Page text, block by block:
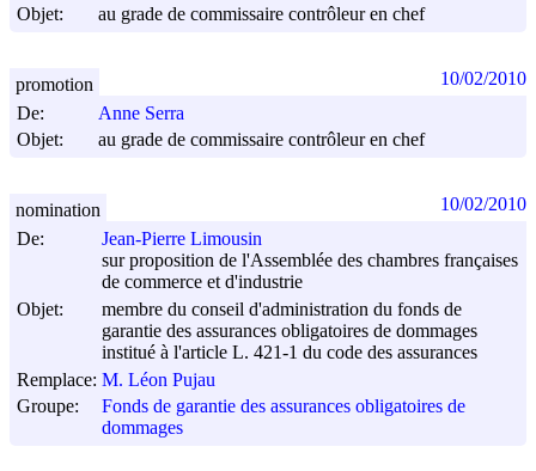
Objet:
au grade de commissaire contrôleur en chef
De:
Anne Serra
Objet:
au grade de commissaire contrôleur en chef
promotion 10/02/2010
De:
Jean-Pierre Limousin
sur proposition de l'Assemblée des chambres françaises
de commerce et d'industrie
Objet:
membre du conseil d'administration du fonds de
garantie des assurances obligatoires de dommages
institué à l'article L. 421-1 du code des assurances
Remplace: M. Léon Pujau
Groupe:
Fonds de garantie des assurances obligatoires de
dommages
nomination 10/02/2010